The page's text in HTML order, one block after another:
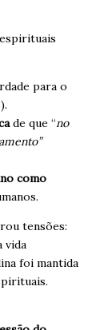
para o
de que “no
como
tensões:
vida
foi mantida